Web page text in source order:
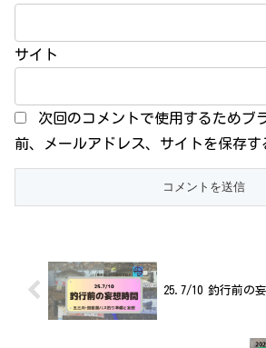
サイト
次回のコメントで使用するためブ
前、メールアドレス、サイトを保存す
25.7/10 釣行前の